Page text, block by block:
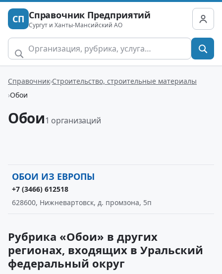
СП Справочник Предприятий
Сургут и Ханты-Мансийский АО
Справочник Строительство, строительные материалы
Обои
Обои1 организаций
ОБОИ ИЗ ЕВРОПЫ
+7 (3466) 612518
628600, Нижневартовск, д. промзона, 5п
Рубрика «Обои» в других
регионах, входящих в Уральский
федеральный округ